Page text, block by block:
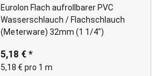
Eurolon Flach aufrollbarer PVC
Wasserschlauch / Flachschlauch
(Meterware) 32mm (1 1/4")
5,18 € *
5,18 € pro 1 m